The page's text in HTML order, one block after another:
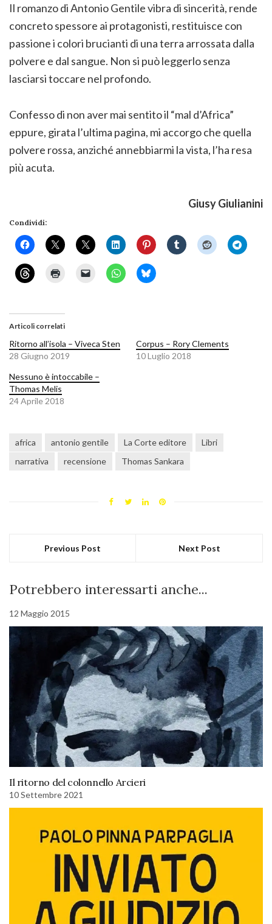
Il romanzo di Antonio Gentile vibra di sincerità, rende
concreto spessore ai protagonisti, restituisce con
passione i colori brucianti di una terra arrossata dalla
polvere e dal sangue. Non si può leggerlo senza
lasciarsi toccare nel profondo.
Confesso di non aver mai sentito il “mal d’Africa”
eppure, girata l’ultima pagina, mi accorgo che quella
polvere rossa, anziché annebbiarmi la vista, l’ha resa
più acuta.
Giusy Giulianini
Condividi:
Articoli correlati
Ritorno all’isola – Viveca Sten
28 Giugno 2019
Corpus – Rory Clements
10 Luglio 2018
Nessuno è intoccabile –
Thomas Melis
24 Aprile 2018
africa antonio gentile La Corte editore
Libri
narrativa
recensione Thomas Sankara
Previous Post Next Post
Potrebbero interessarti anche...
12 Maggio 2015
Il ritorno del colonnello Arcieri
10 Settembre 2021